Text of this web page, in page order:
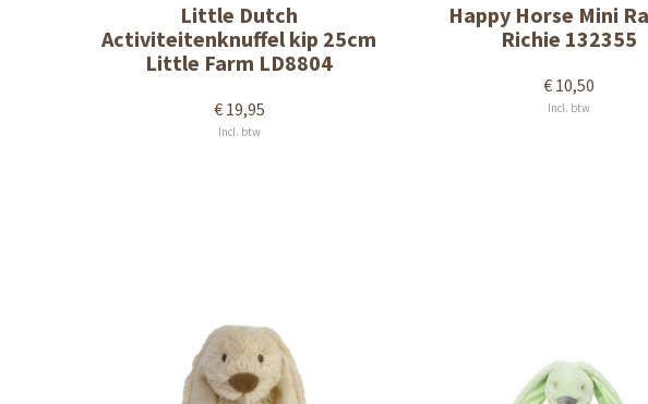
Little Dutch
Activiteitenknuffel kip 25cm
Little Farm LD8804
€ 19,95
Incl. btw
Happy Horse Mini
Richie 132355
€ 10,50
Incl. btw